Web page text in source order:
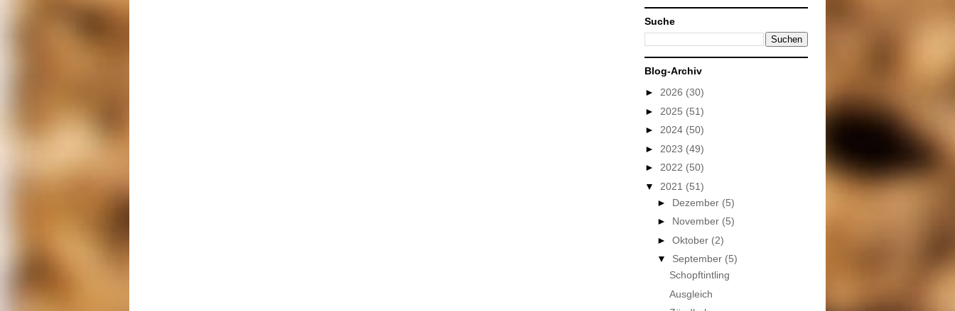
Suche
Blog-Archiv
► 2026 (30)
► 2025 (51)
► 2024 (50)
► 2023 (49)
► 2022 (50)
▼ 2021 (51)
► Dezember (5)
► November (5)
► Oktober (2)
▼ September (5)
Schopftintling
Ausgleich